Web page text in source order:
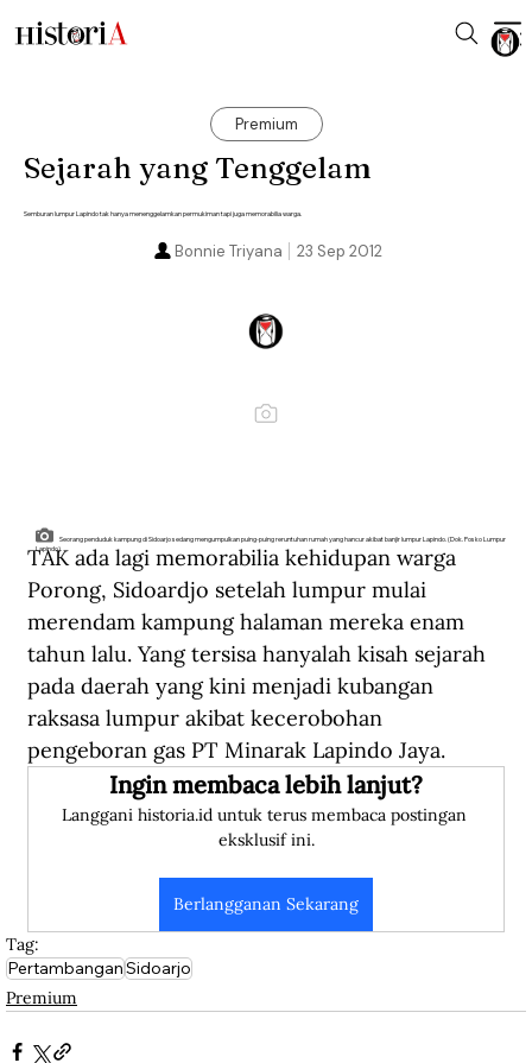
Premium
Sejarah yang Tenggelam
Semburan lumpur Lapindo tak hanya menenggelamkan permukiman tapi juga memorabilia warga.
23 Sep 2012
Bonnie Triyana
Seorang penduduk kampung di Sidoarjo sedang mengumpulkan puing-puing reruntuhan rumah yang hancur akibat banjir lumpur Lapindo. (Dok. Posko Lumpur
Lapindo).
TAK ada lagi memorabilia kehidupan warga
Porong, Sidoardjo setelah lumpur mulai
merendam kampung halaman mereka enam
tahun lalu. Yang tersisa hanyalah kisah sejarah
pada daerah yang kini menjadi kubangan
raksasa lumpur akibat kecerobohan
pengeboran gas PT Minarak Lapindo Jaya.
Ingin membaca lebih lanjut?
Langgani historia.id untuk terus membaca postingan
eksklusif ini.
Berlangganan Sekarang
Tag:
PertambanganSidoarjo
Premium